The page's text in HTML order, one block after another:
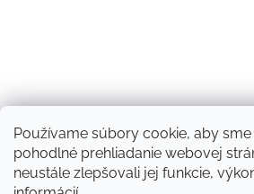
Používame súbory cookie, aby
pohodlné prehliadanie webovej
neustále zlepšovali jej funkcie,